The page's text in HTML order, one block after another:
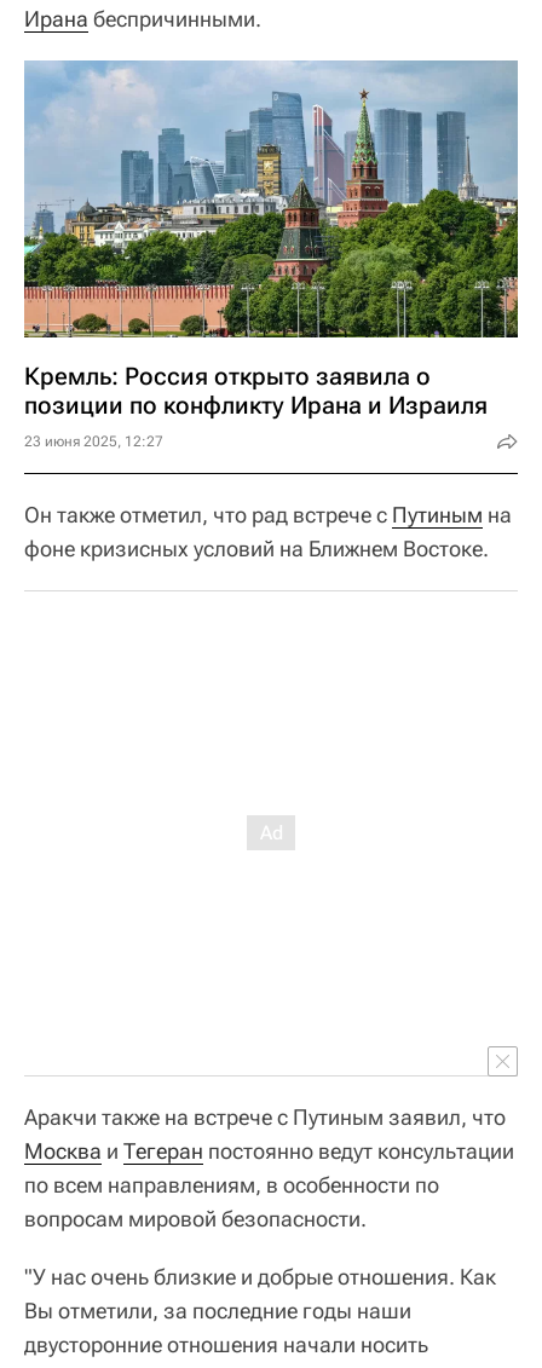
Ирана беспричинными.
Кремль: Россия открыто заявила о
позиции по конфликту Ирана и Израиля
23 июня 2025, 12:27
Он также отметил, что рад встрече с Путиным на
фоне кризисных условий на Ближнем Востоке.
Аракчи также на встрече с Путиным заявил, что
Москва и Тегеран постоянно ведут консультации
по всем направлениям, в особенности по
вопросам мировой безопасности.
"У нас очень близкие и добрые отношения. Как
Вы отметили, за последние годы наши
двусторонние отношения начали носить